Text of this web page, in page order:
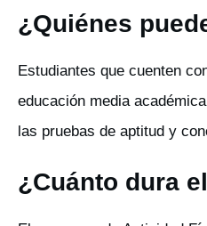
¿Quiénes
Estudiantes que cuenten
educación media
las pruebas de aptitud y
¿Cuánto dura